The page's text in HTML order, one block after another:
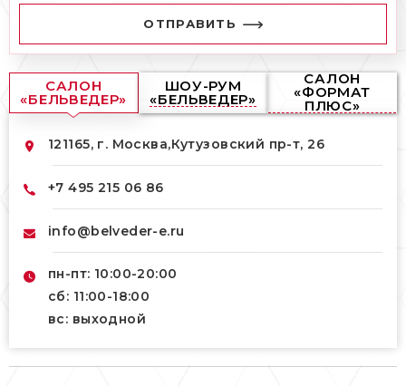
ОТПРАВИТЬ
САЛОН
«БЕЛЬВЕДЕР»
ШОУ-РУМ
«БЕЛЬВЕДЕР»
САЛОН
«ФОРМАТ
ПЛЮС»
121165, г. Москва,Кутузовский пр-т, 26
+7 495 215 06 86
info@belveder-e.ru
пн-пт: 10:00-20:00
сб: 11:00-18:00
вс: выходной